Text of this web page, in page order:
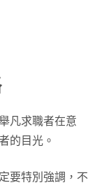
凡求職者在意
的目光。
要特別強調，不